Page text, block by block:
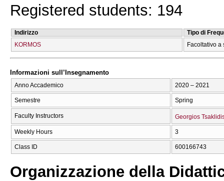
Registered students: 194
Indirizzo
Tipo di
KORMOS
Facoltativo
Informazioni sull’Insegnamento
Anno Accademico 2020 – 2021
Semestre Spring
Faculty Instructors Georgios
Weekly Hours 3
Class ID 600166743
Organizzazione della